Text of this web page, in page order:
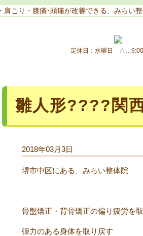
こり・膝痛･頭痛が改善できる、みらい整
定休日：水曜日 △…9:00
雛人形????関
2018年03月3日
堺市中区にある、みらい整体院
骨盤矯正・背骨矯正の偏り疲労を
弾力のある身体を取り戻す